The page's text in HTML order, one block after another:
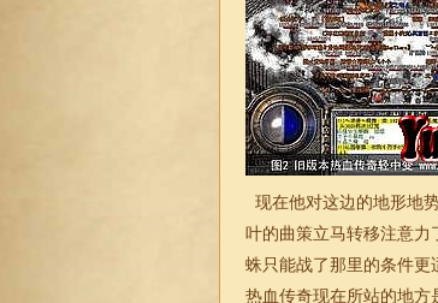
现在他对这边的地形地
叶的曲策立马转移注意力
蛛只能战了那里的条件更
热血传奇现在所站的地方